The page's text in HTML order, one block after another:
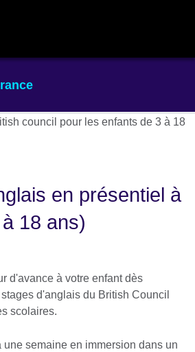
en présentiel à
18 ans)
d'avance à votre enfant dès
d'anglais du British Council
scolaires.
une semaine en immersion dans un